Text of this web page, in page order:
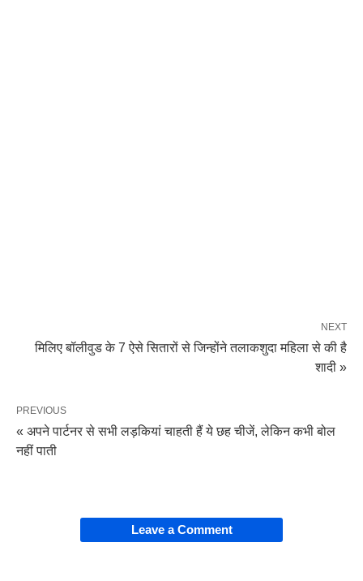
NEXT
मिलिए बॉलीवुड के 7 ऐसे सितारों से जिन्होंने तलाकशुदा महिला से की है
शादी »
PREVIOUS
« अपने पार्टनर से सभी लड़कियां चाहती हैं ये छह चीजें, लेकिन कभी बोल
नहीं पाती
Leave a Comment